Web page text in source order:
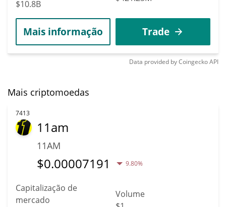
$10.8B
Mais informação Trade
Data provided byCoingeckoAPI
Mais criptomoedas
7413
11am
11AM
$0.00007191 9.80%
Capitalização de
mercado
Volume